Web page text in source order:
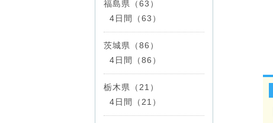
福島県（63）
4日間（63）
茨城県（86）
4日間（86）
栃木県（21）
4日間（21）